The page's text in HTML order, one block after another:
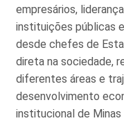
empresários,
instituições públicas
desde chefes de
direta na sociedade,
diferentes áreas e
desenvolvimento
institucional de Minas